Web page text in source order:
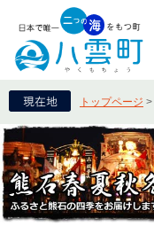
トップページ >